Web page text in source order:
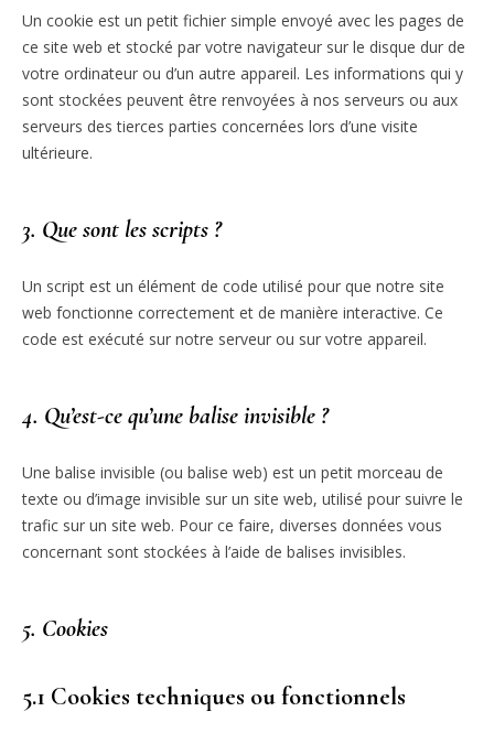
Un cookie est un petit fichier simple envoyé avec les pages de
ce site web et stocké par votre navigateur sur le disque dur de
votre ordinateur ou d’un autre appareil. Les informations qui y
sont stockées peuvent être renvoyées à nos serveurs ou aux
serveurs des tierces parties concernées lors d’une visite
ultérieure.
3. Que sont les scripts ?
Un script est un élément de code utilisé pour que notre site
web fonctionne correctement et de manière interactive. Ce
code est exécuté sur notre serveur ou sur votre appareil.
4. Qu’est-ce qu’une balise invisible ?
Une balise invisible (ou balise web) est un petit morceau de
texte ou d’image invisible sur un site web, utilisé pour suivre le
trafic sur un site web. Pour ce faire, diverses données vous
concernant sont stockées à l’aide de balises invisibles.
5. Cookies
5.1 Cookies techniques ou fonctionnels